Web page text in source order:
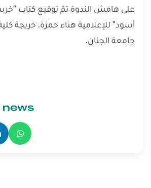
على هامش الندوة تمّ توقيع كتاب
أسود" للإعلامية هناء حمزة، خريجة
جامعة الجنان.
news